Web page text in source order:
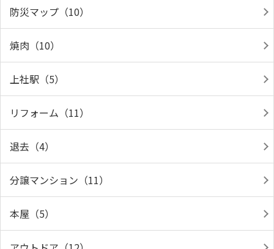
防災マップ（10）
焼肉（10）
上社駅（5）
リフォーム（11）
退去（4）
分譲マンション（11）
本屋（5）